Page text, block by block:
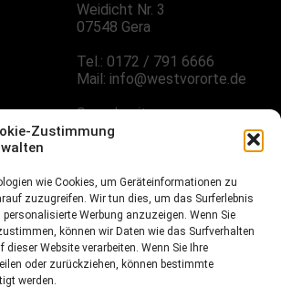
Zustimmung
wie Cookies, um Geräteinformationen zu
zuzugreifen. Wir tun dies, um das Surferlebnis
Werbung anzuzeigen. Wenn Sie
können wir Daten wie das Surfverhalten
dieser Website verarbeiten. Wenn Sie Ihre
oder zurückziehen, können bestimmte
werden.
Weidicht Nr. 3
07548 Gera
Tel.: 0172 / 791 6666
Mail: info@westvororte.de
Sprechzeiten:
Nach Vereinbarung